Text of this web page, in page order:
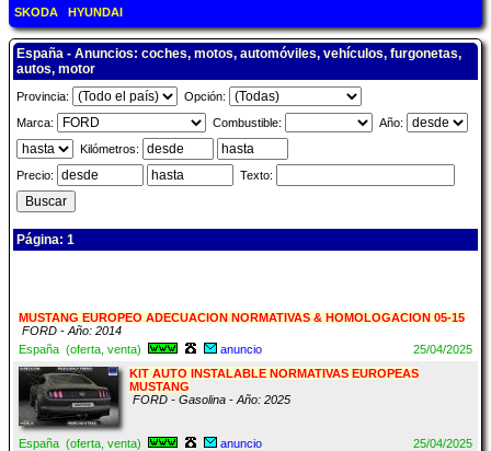
SKODA
HYUNDAI
España - Anuncios: coches, motos, automóviles, vehículos, furgonetas,
autos, motor
Provincia:
Opción:
Marca:
Combustible:
Año:
Kilómetros:
Precio:
Texto:
Página: 1
MUSTANG EUROPEO ADECUACION NORMATIVAS & HOMOLOGACION 05-15
FORD - Año: 2014
España (oferta, venta)
anuncio
25/04/2025
KIT AUTO INSTALABLE NORMATIVAS EUROPEAS
MUSTANG
FORD - Gasolina - Año: 2025
España (oferta, venta) anuncio
25/04/2025